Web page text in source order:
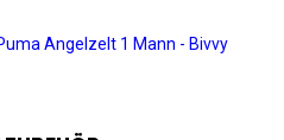
Angelzelt 1 Mann - Bivvy